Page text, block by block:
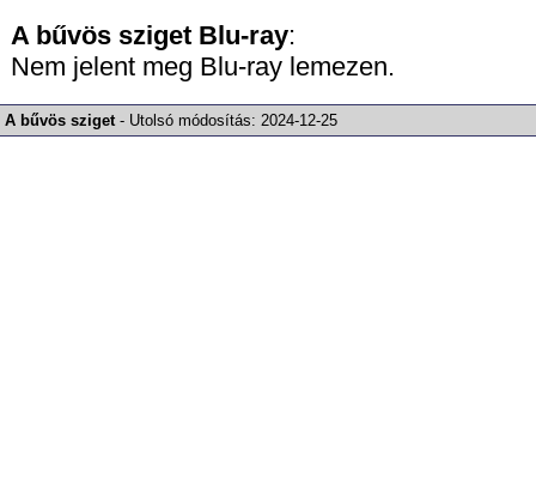
A bűvös sziget Blu-ray:
Nem jelent meg Blu-ray lemezen.
A bűvös sziget - Utolsó módosítás: 2024-12-25